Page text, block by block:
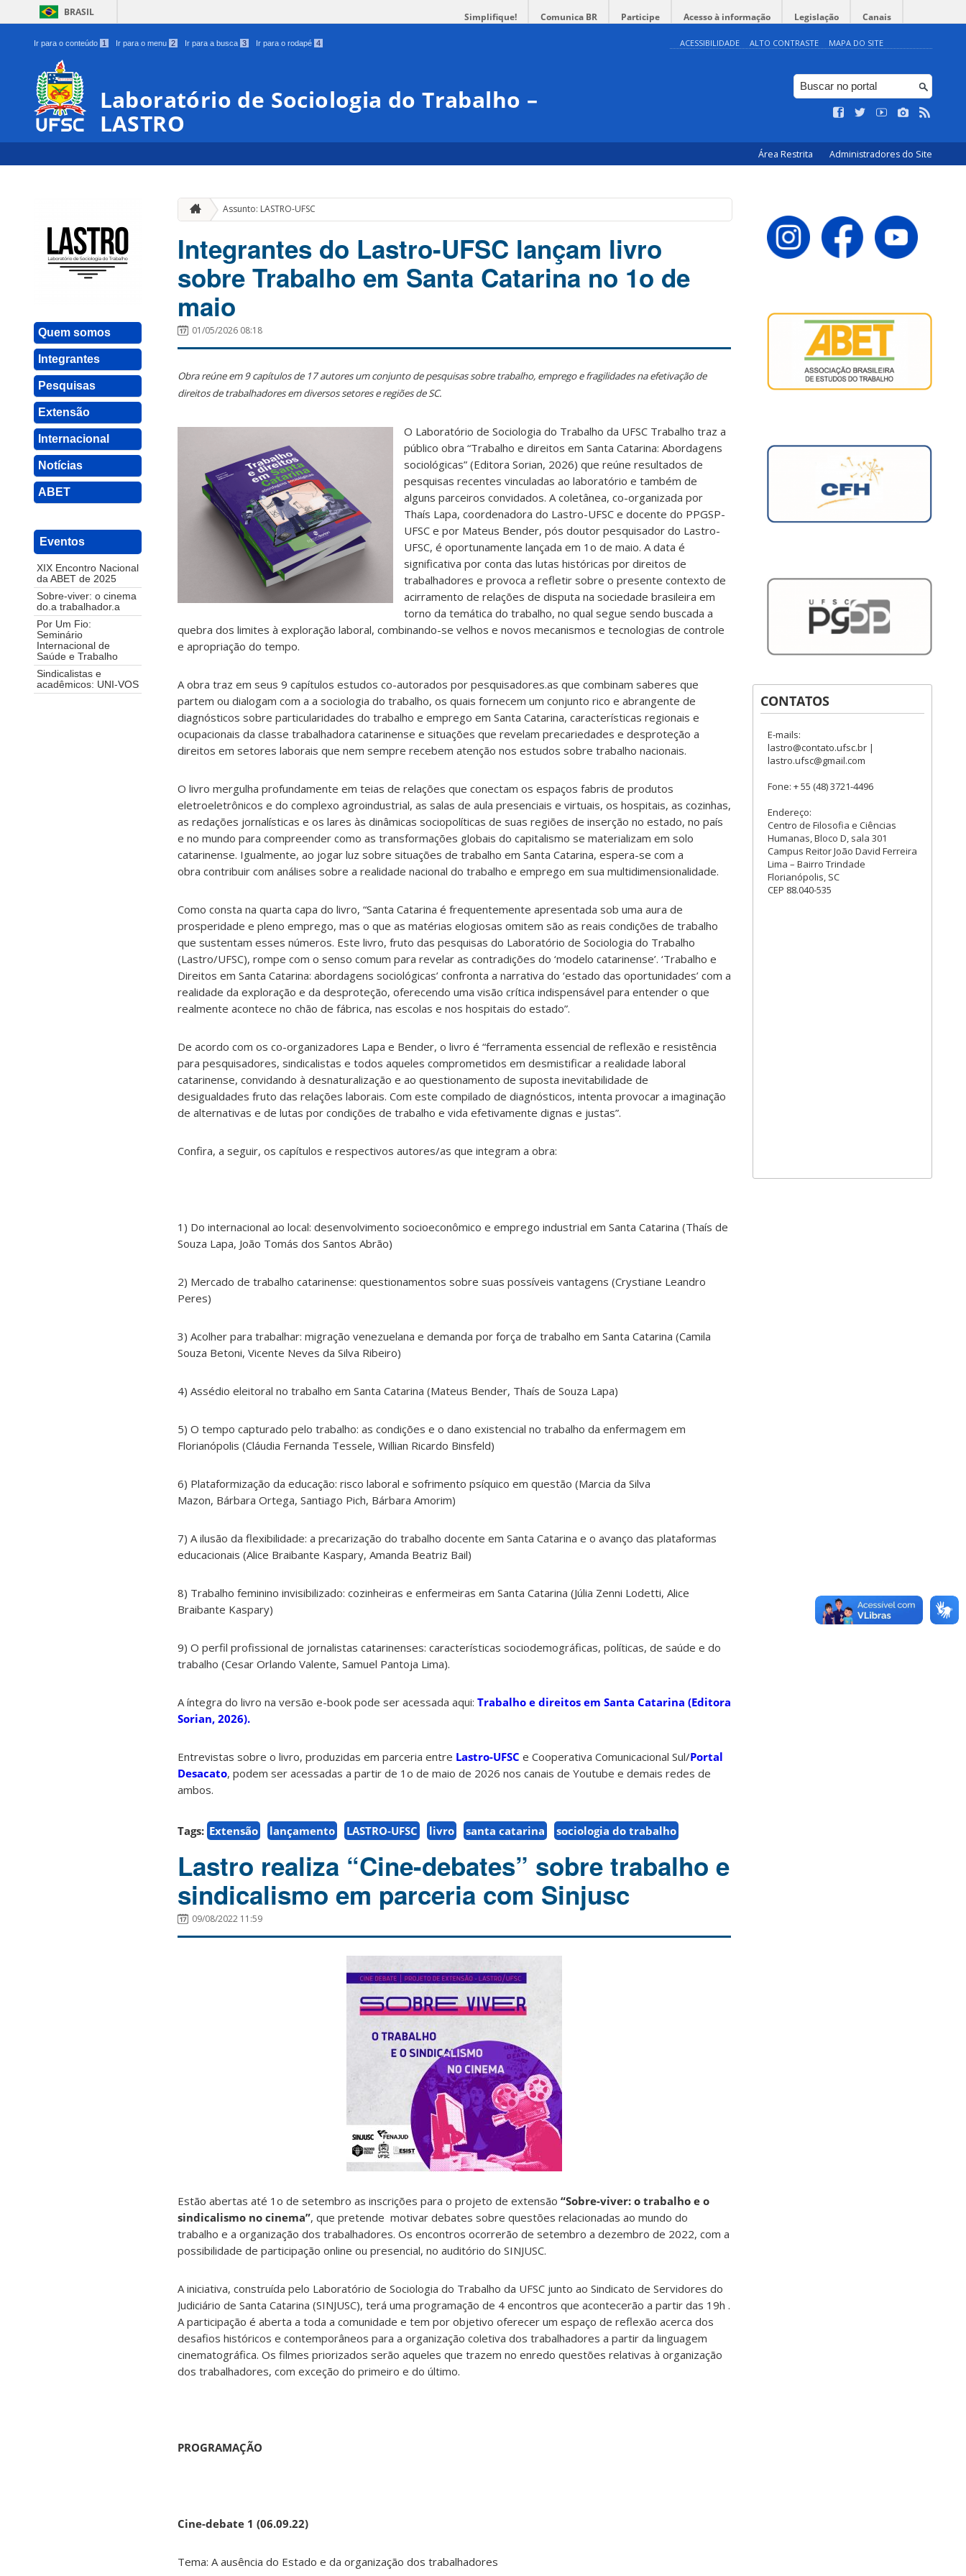
BRASIL Simplifique! Comunica BR Participe Acesso à informação Legislação Canais
Ir para o conteúdo 1 Ir para o menu 2 Ir para a busca 3 Ir para o rodapé 4 ACESSIBILIDADE ALTO CONTRASTE MAPA DO SITE
Laboratório de Sociologia do Trabalho –
LASTRO
Área Restrita Administradores do Site
Quem somos
Integrantes
Pesquisas
Extensão
Internacional
Notícias
ABET
Eventos
XIX Encontro Nacional
da ABET de 2025
Sobre-viver: o cinema
do.a trabalhador.a
Por Um Fio:
Seminário
Internacional de
Saúde e Trabalho
Sindicalistas e
acadêmicos: UNI-VOS
Assunto: LASTRO-UFSC
Integrantes do Lastro-UFSC lançam livro
sobre Trabalho em Santa Catarina no 1o de
maio
01/05/2026 08:18
Obra reúne em 9 capítulos de 17 autores um conjunto de pesquisas sobre trabalho, emprego e fragilidades na efetivação de
direitos de trabalhadores em diversos setores e regiões de SC.
O Laboratório de Sociologia do Trabalho da UFSC Trabalho traz a
público obra “Trabalho e direitos em Santa Catarina: Abordagens
sociológicas” (Editora Sorian, 2026) que reúne resultados de
pesquisas recentes vinculadas ao laboratório e também de
alguns parceiros convidados. A coletânea, co-organizada por
Thaís Lapa, coordenadora do Lastro-UFSC e docente do PPGSP-
UFSC e por Mateus Bender, pós doutor pesquisador do Lastro-
UFSC, é oportunamente lançada em 1o de maio. A data é
significativa por conta das lutas históricas por direitos de
trabalhadores e provoca a refletir sobre o presente contexto de
acirramento de relações de disputa na sociedade brasileira em
torno da temática do trabalho, no qual segue sendo buscada a
quebra dos limites à exploração laboral, combinando-se velhos e novos mecanismos e tecnologias de controle
e apropriação do tempo.
A obra traz em seus 9 capítulos estudos co-autorados por pesquisadores.as que combinam saberes que
partem ou dialogam com a a sociologia do trabalho, os quais fornecem um conjunto rico e abrangente de
diagnósticos sobre particularidades do trabalho e emprego em Santa Catarina, características regionais e
ocupacionais da classe trabalhadora catarinense e situações que revelam precariedades e desproteção a
direitos em setores laborais que nem sempre recebem atenção nos estudos sobre trabalho nacionais.
O livro mergulha profundamente em teias de relações que conectam os espaços fabris de produtos
eletroeletrônicos e do complexo agroindustrial, as salas de aula presenciais e virtuais, os hospitais, as cozinhas,
as redações jornalísticas e os lares às dinâmicas sociopolíticas de suas regiões de inserção no estado, no país
e no mundo para compreender como as transformações globais do capitalismo se materializam em solo
catarinense. Igualmente, ao jogar luz sobre situações de trabalho em Santa Catarina, espera-se com a
obra contribuir com análises sobre a realidade nacional do trabalho e emprego em sua multidimensionalidade.
Como consta na quarta capa do livro, “Santa Catarina é frequentemente apresentada sob uma aura de
prosperidade e pleno emprego, mas o que as matérias elogiosas omitem são as reais condições de trabalho
que sustentam esses números. Este livro, fruto das pesquisas do Laboratório de Sociologia do Trabalho
(Lastro/UFSC), rompe com o senso comum para revelar as contradições do ‘modelo catarinense’. ‘Trabalho e
Direitos em Santa Catarina: abordagens sociológicas’ confronta a narrativa do ‘estado das oportunidades’ com a
realidade da exploração e da desproteção, oferecendo uma visão crítica indispensável para entender o que
realmente acontece no chão de fábrica, nas escolas e nos hospitais do estado”.
De acordo com os co-organizadores Lapa e Bender, o livro é “ferramenta essencial de reflexão e resistência
para pesquisadores, sindicalistas e todos aqueles comprometidos em desmistificar a realidade laboral
catarinense, convidando à desnaturalização e ao questionamento de suposta inevitabilidade de
desigualdades fruto das relações laborais. Com este compilado de diagnósticos, intenta provocar a imaginação
de alternativas e de lutas por condições de trabalho e vida efetivamente dignas e justas”.
Confira, a seguir, os capítulos e respectivos autores/as que integram a obra:
1) Do internacional ao local: desenvolvimento socioeconômico e emprego industrial em Santa Catarina (Thaís de
Souza Lapa, João Tomás dos Santos Abrão)
2) Mercado de trabalho catarinense: questionamentos sobre suas possíveis vantagens (Crystiane Leandro
Peres)
3) Acolher para trabalhar: migração venezuelana e demanda por força de trabalho em Santa Catarina (Camila
Souza Betoni, Vicente Neves da Silva Ribeiro)
4) Assédio eleitoral no trabalho em Santa Catarina (Mateus Bender, Thaís de Souza Lapa)
5) O tempo capturado pelo trabalho: as condições e o dano existencial no trabalho da enfermagem em
Florianópolis (Cláudia Fernanda Tessele, Willian Ricardo Binsfeld)
6) Plataformização da educação: risco laboral e sofrimento psíquico em questão (Marcia da Silva
Mazon, Bárbara Ortega, Santiago Pich, Bárbara Amorim)
7) A ilusão da flexibilidade: a precarização do trabalho docente em Santa Catarina e o avanço das plataformas
educacionais (Alice Braibante Kaspary, Amanda Beatriz Bail)
8) Trabalho feminino invisibilizado: cozinheiras e enfermeiras em Santa Catarina (Júlia Zenni Lodetti, Alice
Braibante Kaspary)
9) O perfil profissional de jornalistas catarinenses: características sociodemográficas, políticas, de saúde e do
trabalho (Cesar Orlando Valente, Samuel Pantoja Lima).
A íntegra do livro na versão e-book pode ser acessada aqui: Trabalho e direitos em Santa Catarina (Editora
Sorian, 2026).
Entrevistas sobre o livro, produzidas em parceria entre Lastro-UFSC e Cooperativa Comunicacional Sul/Portal
Desacato, podem ser acessadas a partir de 1o de maio de 2026 nos canais de Youtube e demais redes de
ambos.
Tags: Extensão lançamento LASTRO-UFSC livro santa catarina sociologia do trabalho
Lastro realiza “Cine-debates” sobre trabalho e
sindicalismo em parceria com Sinjusc
09/08/2022 11:59
Estão abertas até 1o de setembro as inscrições para o projeto de extensão “Sobre-viver: o trabalho e o
sindicalismo no cinema”, que pretende motivar debates sobre questões relacionadas ao mundo do
trabalho e a organização dos trabalhadores. Os encontros ocorrerão de setembro a dezembro de 2022, com a
possibilidade de participação online ou presencial, no auditório do SINJUSC.
A iniciativa, construída pelo Laboratório de Sociologia do Trabalho da UFSC junto ao Sindicato de Servidores do
Judiciário de Santa Catarina (SINJUSC), terá uma programação de 4 encontros que acontecerão a partir das 19h .
A participação é aberta a toda a comunidade e tem por objetivo oferecer um espaço de reflexão acerca dos
desafios históricos e contemporâneos para a organização coletiva dos trabalhadores a partir da linguagem
cinematográfica. Os filmes priorizados serão aqueles que trazem no enredo questões relativas à organização
dos trabalhadores, com exceção do primeiro e do último.
PROGRAMAÇÃO
Cine-debate 1 (06.09.22)
Tema: A ausência do Estado e da organização dos trabalhadores
CONTATOS
E-mails:
lastro@contato.ufsc.br |
lastro.ufsc@gmail.com
Fone: + 55 (48) 3721-4496
Endereço:
Centro de Filosofia e Ciências
Humanas, Bloco D, sala 301
Campus Reitor João David Ferreira
Lima – Bairro Trindade
Florianópolis, SC
CEP 88.040-535